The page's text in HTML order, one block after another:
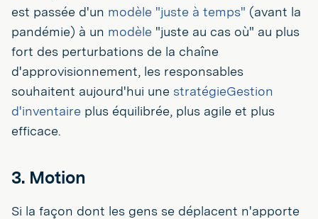
est passée d'un modèle "juste à temps" (avant la
pandémie) à un modèle "juste au cas où" au plus
fort des perturbations de la chaîne
d'approvisionnement, les responsables
souhaitent aujourd'hui une stratégieGestion
d'inventaire plus équilibrée, plus agile et plus
efficace.
3. Motion
Si la façon dont les gens se déplacent n'apporte